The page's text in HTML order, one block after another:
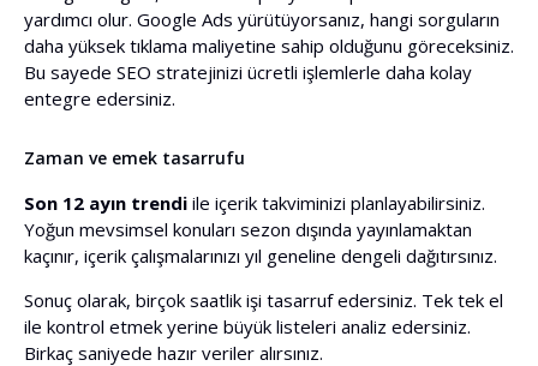
yardımcı olur. Google Ads yürütüyorsanız, hangi sorguların
daha yüksek tıklama maliyetine sahip olduğunu göreceksiniz.
Bu sayede SEO stratejinizi ücretli işlemlerle daha kolay
entegre edersiniz.
Zaman ve emek tasarrufu
Son 12 ayın trendi ile içerik takviminizi planlayabilirsiniz.
Yoğun mevsimsel konuları sezon dışında yayınlamaktan
kaçınır, içerik çalışmalarınızı yıl geneline dengeli dağıtırsınız.
Sonuç olarak, birçok saatlik işi tasarruf edersiniz. Tek tek el
ile kontrol etmek yerine büyük listeleri analiz edersiniz.
Birkaç saniyede hazır veriler alırsınız.